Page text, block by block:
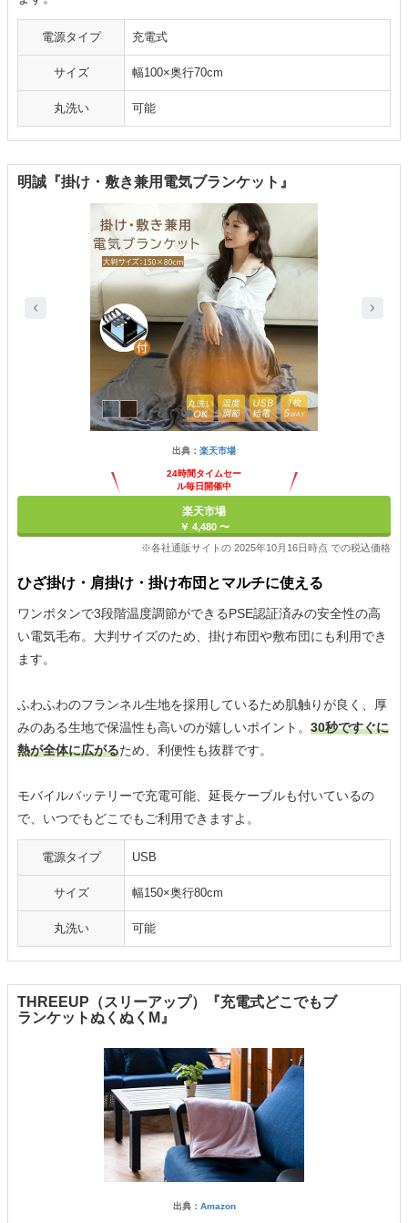
電源タイプ 充電式
サイズ 幅100×奥行70cm
丸洗い 可能
明誠『掛け・敷き兼用電気ブランケット』
出典： 楽天市場
24時間タイムセー
ル毎日開催中
楽天市場
￥ 4,480 〜
※各社通販サイトの 2025年10月16日時点 での税込価格
ひざ掛け・肩掛け・掛け布団とマルチに使える
ワンボタンで3段階温度調節ができるPSE認証済みの安全性の高
い電気毛布。大判サイズのため、掛け布団や敷布団にも利用でき
ます。
ふわふわのフランネル生地を採用しているため肌触りが良く、厚
みのある生地で保温性も高いのが嬉しいポイント。 30秒ですぐに
熱が全体に広がるため、利便性も抜群です。
モバイルバッテリーで充電可能、延長ケーブルも付いているの
で、いつでもどこでもご利用できますよ。
電源タイプ USB
サイズ 幅150×奥行80cm
丸洗い 可能
THREEUP（スリーアップ）『充電式どこでもブ
ランケットぬくぬくM』
出典： Amazon